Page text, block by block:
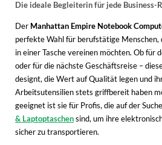
Die ideale Begleiterin für jede Business-
Der Manhattan Empire Notebook
perfekte Wahl für berufstätige
in einer Tasche vereinen möchten. Ob für
oder für die nächste Geschäftsreise –
designt, die Wert auf Qualität legen und
Arbeitsutensilien stets griffbereit haben
geeignet ist sie für Profis, die auf der
& Laptoptaschensind, um ihre
sicher zu transportieren.